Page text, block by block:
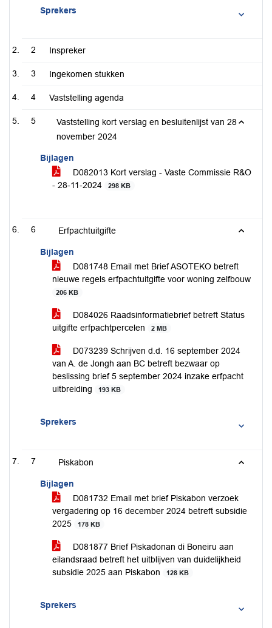
Sprekers
2 Inspreker
3 Ingekomen stukken
4 Vaststelling agenda
5
Vaststelling kort verslag en besluitenlijst van 28
november 2024
Bijlagen
D082013 Kort verslag - Vaste Commissie R&O
- 28-11-2024
298 KB
6 Erfpachtuitgifte
Bijlagen
D081748 Email met Brief ASOTEKO betreft
nieuwe regels erfpachtuitgifte voor woning zelfbouw
206 KB
D084026 Raadsinformatiebrief betreft Status
uitgifte erfpachtpercelen
2 MB
D073239 Schrijven d.d. 16 september 2024
van A. de Jongh aan BC betreft bezwaar op
beslissing brief 5 september 2024 inzake erfpacht
uitbreiding
193 KB
Sprekers
7 Piskabon
Bijlagen
D081732 Email met brief Piskabon verzoek
vergadering op 16 december 2024 betreft subsidie
2025
178 KB
D081877 Brief Piskadonan di Boneiru aan
eilandsraad betreft het uitblijven van duidelijkheid
subsidie 2025 aan Piskabon
128 KB
Sprekers